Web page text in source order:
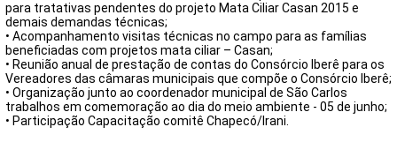
para tratativas pendentes do projeto Mata Ciliar Casan 2015 e
demais demandas técnicas;
• Acompanhamento visitas técnicas no campo para as famílias
beneficiadas com projetos mata ciliar – Casan;
• Reunião anual de prestação de contas do Consórcio Iberê para os
Vereadores das câmaras municipais que compõe o Consórcio Iberê;
• Organização junto ao coordenador municipal de São Carlos
trabalhos em comemoração ao dia do meio ambiente - 05 de junho;
• Participação Capacitação comitê Chapecó/Irani.